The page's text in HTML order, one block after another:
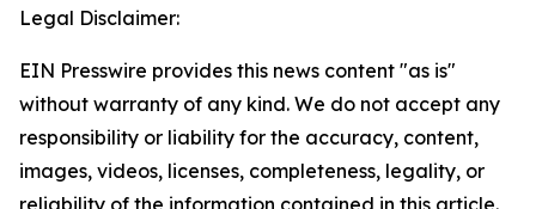
Legal Disclaimer:
EIN Presswire provides this news content "as is"
without warranty of any kind. We do not accept any
responsibility or liability for the accuracy, content,
images, videos, licenses, completeness, legality, or
reliability of the information contained in this article.